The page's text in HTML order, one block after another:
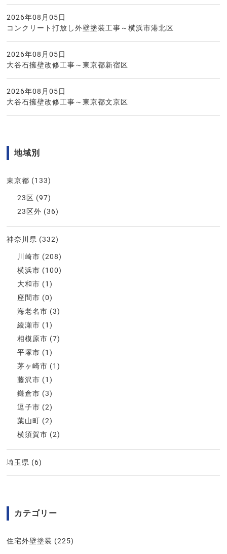
2026年08月05日
コンクリート打放し外壁塗装工事～横浜市港北区
2026年08月05日
大谷石擁壁改修工事～東京都新宿区
2026年08月05日
大谷石擁壁改修工事～東京都文京区
地域別
東京都 (133)
23区 (97)
23区外 (36)
神奈川県 (332)
川崎市 (208)
横浜市 (100)
大和市 (1)
座間市 (0)
海老名市 (3)
綾瀬市 (1)
相模原市 (7)
平塚市 (1)
茅ヶ崎市 (1)
藤沢市 (1)
鎌倉市 (3)
逗子市 (2)
葉山町 (2)
横須賀市 (2)
埼玉県 (6)
カテゴリー
住宅外壁塗装 (225)